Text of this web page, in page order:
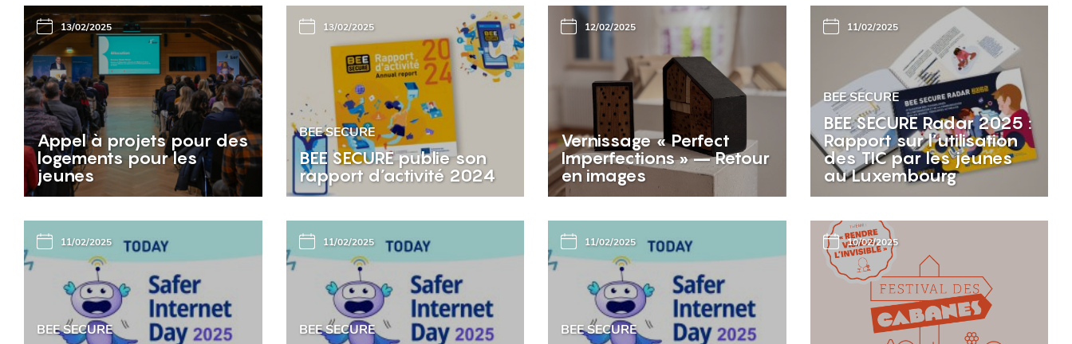
13/02/2025
Appel à projets pour des
logements pour les
jeunes
13/02/2025
BEE SECURE
BEE SECURE publie son
rapport d’activité 2024
12/02/2025
Vernissage « Perfect
Imperfections » – Retour
en images
11/02/2025
BEE SECURE
BEE SECURE Radar 2025 :
Rapport sur l’utilisation
des TIC par les jeunes
au Luxembourg
11/02/2025
BEE SECURE
11/02/2025
BEE SECURE
11/02/2025
BEE SECURE
10/02/2025